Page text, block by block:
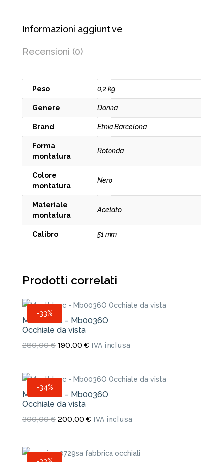
Informazioni aggiuntive
Recensioni (0)
Peso 0,2 kg
Genere Donna
Brand Etnia Barcelona
Forma
montatura
Rotonda
Colore
montatura
Nero
Materiale
montatura
Acetato
Calibro 51 mm
Prodotti correlati
-33%
Montblanc – Mb0036O
Occhiale da vista
280,00€ Il
era:
280,00 €.
190,00 €Il
è:
190,00 €.
IVA inclusa
-34%
Montblanc – Mb0036O
Occhiale da vista
300,00€ Il
era:
200,00 €Il
è:
IVA inclusa